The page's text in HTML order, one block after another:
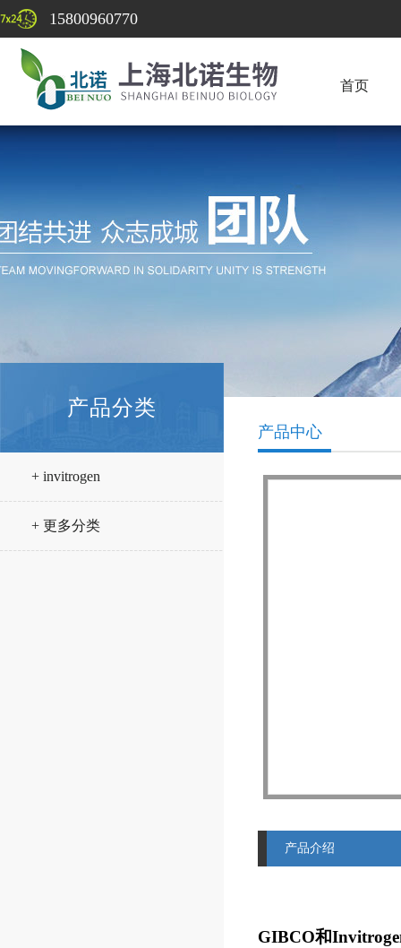
15800960770
首页
产品分类
+ invitrogen
+ 更多分类
产品中心
产品介绍
GIBCO和